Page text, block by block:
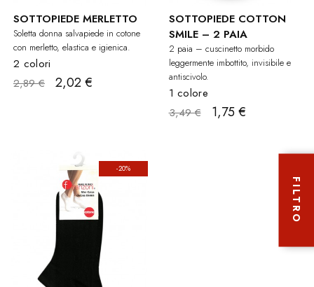
SOTTOPIEDE MERLETTO
Soletta donna salvapiede in cotone
con merletto, elastica e igienica.
2 colori
2,89 €
2,02 €
SOTTOPIEDE COTTON
SMILE – 2 PAIA
2 paia – cuscinetto morbido
leggermente imbottito, invisibile e
antiscivolo.
1 colore
3,49 €
1,75 €
-20%
FILTRO